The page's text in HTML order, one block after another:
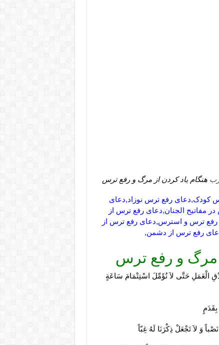
هنگام یاد کردن از مرگ و رفع ترس
کودک,دعای رفع ترس نوزاد,دعای
مفاتیح الجنان,دعای رفع ترس از
رفع ترس و استرس,دعای رفع ترس از
رفع ترس از دشمن,
مرگ و رفع ترس
الْعَمَلِ حَتَّى لاَ نُؤَمِّلَ اسْتِتْمَامَ سَاعَةٍ
وَ لاَ تَجْعَلْ ذِكْرَنَا لَهُ غِبّاً